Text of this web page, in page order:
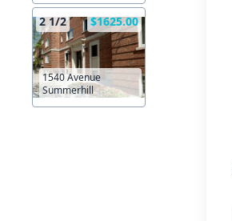
2 1/2 $1625.00
1540 Avenue
Summerhill